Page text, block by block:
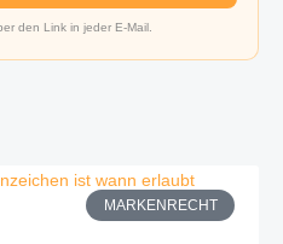
den Link in jeder E-Mail.
MARKENRECHT